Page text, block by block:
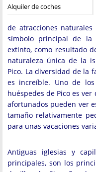
Alquiler de coches
de atracciones
símbolo principal de la
extinto, como resultado
naturaleza única de la
Pico. La diversidad de la
es increíble. Uno de
huéspedes de Pico es
afortunados pueden ver
tamaño relativamente
para unas vacaciones
Antiguas iglesias y
principales, son los